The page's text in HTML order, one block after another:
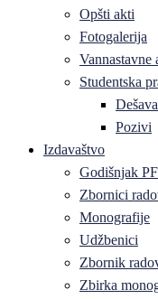
Opšti akti
Fotogalerija
Vannastavne
Studentska
Pozivi
Izdavaštvo
Godišnjak
Zbornici
Monografije
Udžbenici
Zbornik
Zbirka